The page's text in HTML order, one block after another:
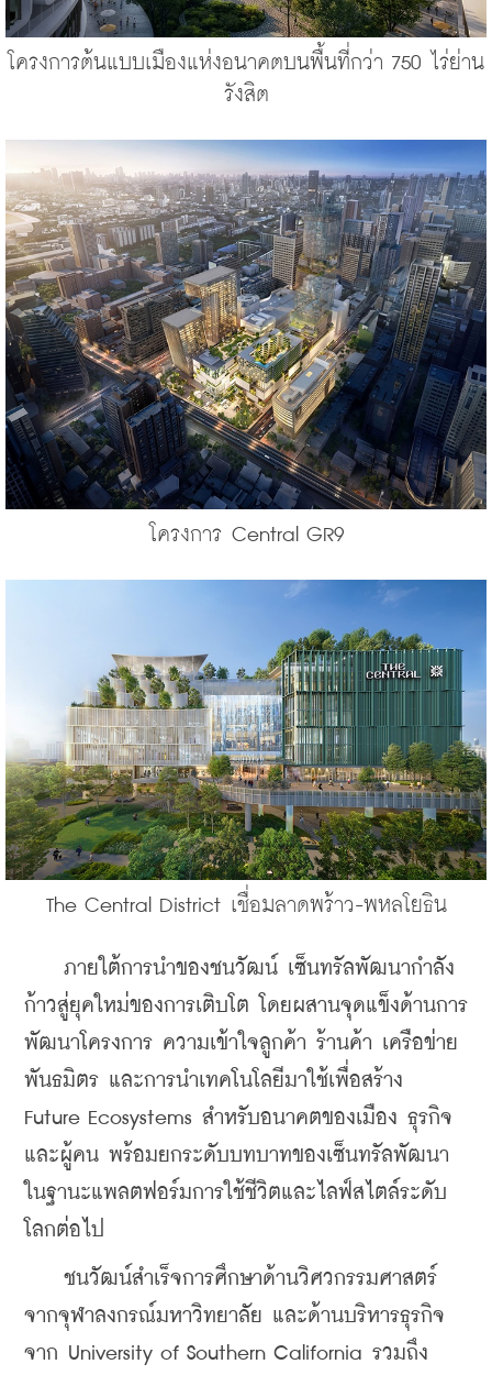
โครงการต้นแบบเมืองแห่งอนาคตบนพื้นที่กว่า 750 ไร่ย่าน
รังสิต
โครงการ Central GR9
The Central District เชื่อมลาดพร้าว-พหลโยธิน
ภายใต้การนำของชนวัฒน์ เซ็นทรัลพัฒนากำลัง
ก้าวสู่ยุคใหม่ของการเติบโต โดยผสานจุดแข็งด้านการ
พัฒนาโครงการ ความเข้าใจลูกค้า ร้านค้า เครือข่าย
พันธมิตร และการนำเทคโนโลยีมาใช้เพื่อสร้าง
Future Ecosystems สำหรับอนาคตของเมือง ธุรกิจ
และผู้คน พร้อมยกระดับบทบาทของเซ็นทรัลพัฒนา
ในฐานะแพลตฟอร์มการใช้ชีวิตและไลฟ์สไตล์ระดับ
โลกต่อไป
ชนวัฒน์สำเร็จการศึกษาด้านวิศวกรรมศาสตร์
จากจุฬาลงกรณ์มหาวิทยาลัย และด้านบริหารธุรกิจ
จาก University of Southern California รวมถึง